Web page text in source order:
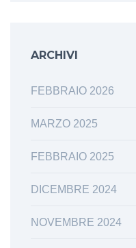
ARCHIVI
FEBBRAIO 2026
MARZO 2025
FEBBRAIO 2025
DICEMBRE 2024
NOVEMBRE 2024